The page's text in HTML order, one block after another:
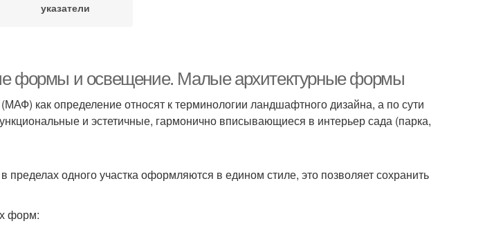
указатели
формы и освещение. Малые архитектурные формы
как определение относят к терминологии ландшафтного дизайна, а по сути
и эстетичные, гармонично вписывающиеся в интерьер сада (парка,
одного участка оформляются в едином стиле, это позволяет сохранить
форм: